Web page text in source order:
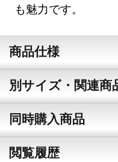
も魅力です。
商品仕様
別サイズ・関連商
同時購入商品
閲覧履歴